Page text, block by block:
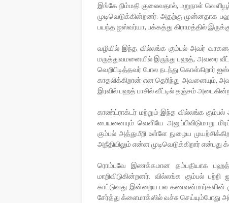
இங்கே நிம்மதி குலைவதால், மறுநாள்
முடிவெடுக்கின்றனர். அதற்கு முன்னதாக
பயந்த ஐஸ்வர்யா, பக்கத்து கிராமத்தில்
வழியில் இந்த வில்லங்க கும்பல் அவர்
மருத்துவமனையில் இருந்து பஹத், அவரை
வெறிபிடித்தவர் போல நடந்து கொள்கிறார்
காதலிக்கிறான் என தெரிந்து அவனையும்,
இரவில் பஹத் பாசில் வீட்டில் தஞ்சம்
காண்ட்ராக்டர் மற்றும் இந்த வில்லங்க
பையனையும் வெளியே அனுப்பிவிடுமாறு
கும்பல் அத்துமீறி உள்ளே நுழைய
அநீதியிலும் என்ன முடிவெடுக்கிறார் என்பது
ரொம்பவே இணக்கமான தம்பதியாக பஹத்
மாறிவிடுகின்றனர். வில்லங்க கும்பல்
காட்டுவது இன்றைய பல கணவன்மார்களின்
சேர்த்து க்ளைமாக்ஸில் வச்சு செய்யும்போது